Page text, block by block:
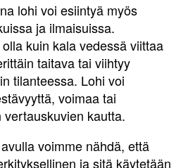
lohi voi esiintyä myös
ja ilmaisuissa.
kuin kala vedessä viittaa
taitava tai viihtyy
tilanteessa. Lohi voi
voimaa tai
kautta.
voimme nähdä, että
ja sitä käytetään